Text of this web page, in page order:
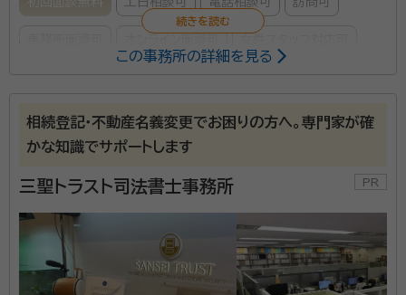
本木 千津子（モトキ チヅコ）
行政書士、終活アドバイザー
経歴：
東京都行政書士会所属 郵便局、毎日新聞社 遺言・相続手続相談
シニアライフカウンセラー養成講座講師 2016年6月 開業 2018年1
事務所口コミ（抜粋）：
account_circle 満足度 5.0
ご利用時期：2026/6
面談の感想
とても話しやすく、こちらの問かけにも丁寧に答えてくれたから。
契約後の感想
この事務所の詳細を見る
相続登記・不動産名義変更でお困りの方へ。専門家が確
かな知識でサポートします
三聖トラスト司法書士事務所